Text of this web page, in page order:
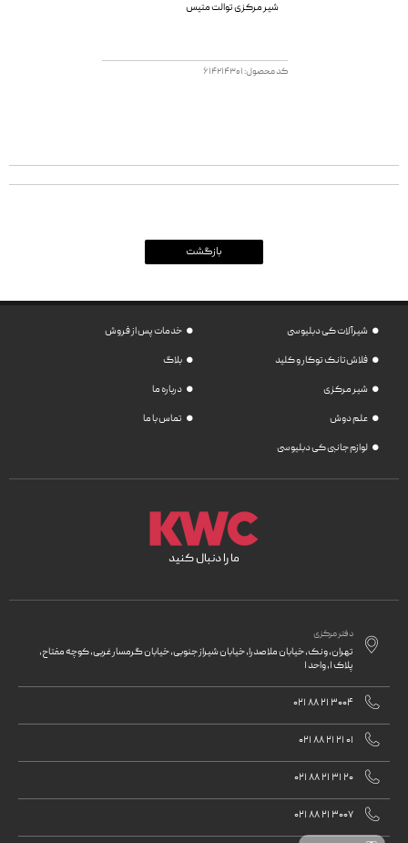
شیر مرکزی توالت متیس
کد محصول: 614214301
شیرآلات کی دبلیو سی
فلاش‌تانک توکار و کلید
شیر مرکزی
علم دوش
لوازم جانبی کی دبلیو سی
خدمات پس از فروش
بلاگ
درباره ما
تماس با ما
ما را دنبال کنید
 دفتر مرکزی
تهران، ونک، خیابان ملاصدرا، خیابان شیراز جنوبی، خیابان گرمسار غربی، کوچه مفتاح،
پلاک 1، واحد 1

021 88 21 3004

021 88 21 21 01

021 88 21 31 20

021 88 21 3007